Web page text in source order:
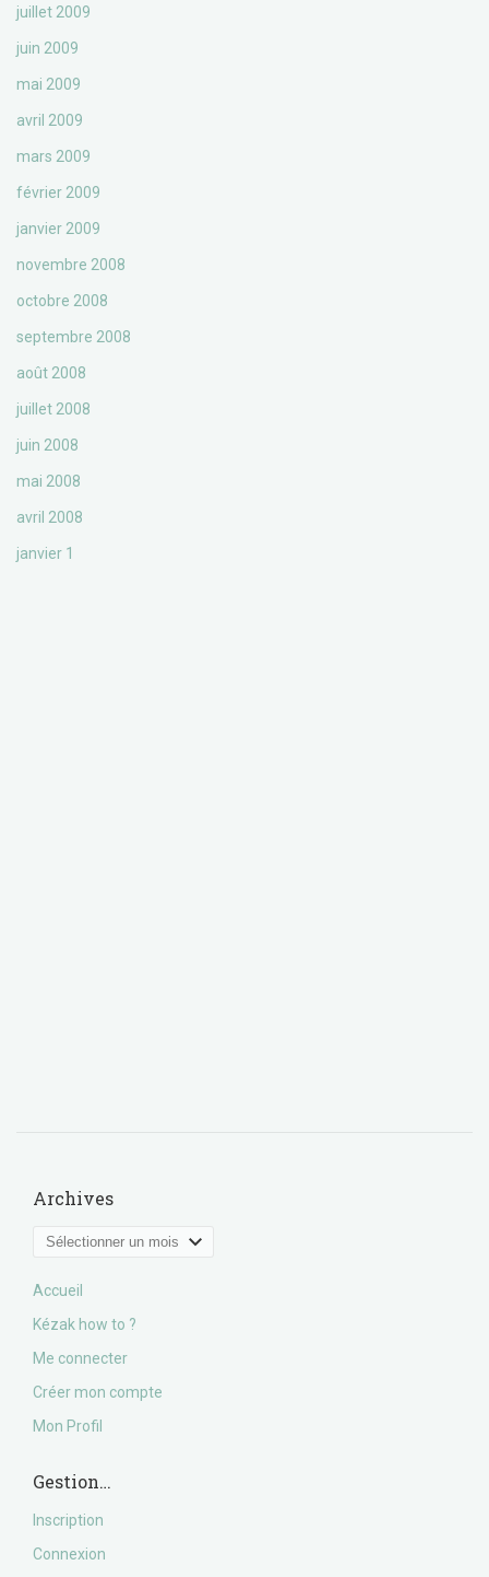
juillet 2009
juin 2009
mai 2009
avril 2009
mars 2009
février 2009
janvier 2009
novembre 2008
octobre 2008
septembre 2008
août 2008
juillet 2008
juin 2008
mai 2008
avril 2008
janvier 1
Archives
Archives
Accueil
Kézak how to ?
Me connecter
Créer mon compte
Mon Profil
Gestion…
Inscription
Connexion